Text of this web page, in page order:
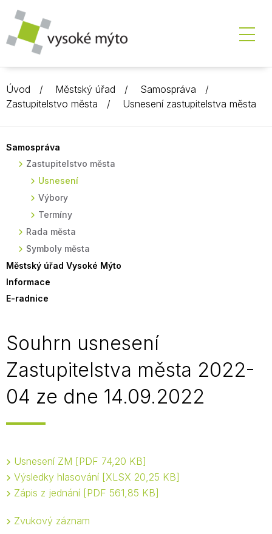
Úvod Městský úřad
Samospráva
Zastupitelstvo města
Usnesení zastupitelstva města
Samospráva
Zastupitelstvo města
Usnesení
Výbory
Termíny
Rada města
Symboly města
Městský úřad Vysoké Mýto
Informace
E-radnice
Souhrn usnesení
Zastupitelstva města 2022-
04 ze dne 14.09.2022
Usnesení ZM
PDF 74,20 KB
Výsledky hlasování XLSX 20,25 KB
Zápis z jednání PDF 561,85 KB
Zvukový záznam